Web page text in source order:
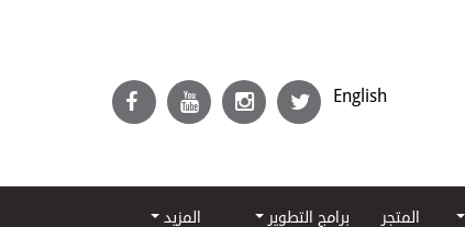
English
المتجر برامج التطوير المزيد